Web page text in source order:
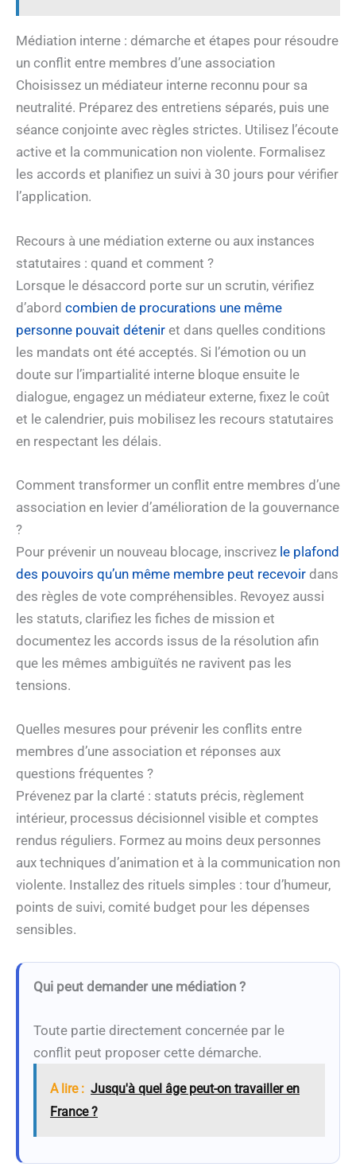
Médiation interne : démarche et étapes pour résoudre
un conflit entre membres d’une association
Choisissez un médiateur interne reconnu pour sa
neutralité. Préparez des entretiens séparés, puis une
séance conjointe avec règles strictes. Utilisez l’écoute
active et la communication non violente. Formalisez
les accords et planifiez un suivi à 30 jours pour vérifier
l’application.
Recours à une médiation externe ou aux instances
statutaires : quand et comment ?
Lorsque le désaccord porte sur un scrutin, vérifiez
d’abord combien de procurations une même
personne pouvait détenir et dans quelles conditions
les mandats ont été acceptés. Si l’émotion ou un
doute sur l’impartialité interne bloque ensuite le
dialogue, engagez un médiateur externe, fixez le coût
et le calendrier, puis mobilisez les recours statutaires
en respectant les délais.
Comment transformer un conflit entre membres d’une
association en levier d’amélioration de la gouvernance
?
Pour prévenir un nouveau blocage, inscrivez le plafond
des pouvoirs qu’un même membre peut recevoir dans
des règles de vote compréhensibles. Revoyez aussi
les statuts, clarifiez les fiches de mission et
documentez les accords issus de la résolution afin
que les mêmes ambiguïtés ne ravivent pas les
tensions.
Quelles mesures pour prévenir les conflits entre
membres d’une association et réponses aux
questions fréquentes ?
Prévenez par la clarté : statuts précis, règlement
intérieur, processus décisionnel visible et comptes
rendus réguliers. Formez au moins deux personnes
aux techniques d’animation et à la communication non
violente. Installez des rituels simples : tour d’humeur,
points de suivi, comité budget pour les dépenses
sensibles.
Qui peut demander une médiation ?
Toute partie directement concernée par le
conflit peut proposer cette démarche.
A lire : Jusqu'à quel âge peut-on travailler en
France ?